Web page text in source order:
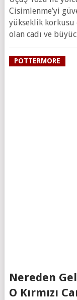
Cisimlenme’yi
yükseklik korkusu
olan cadı ve
POTTERMORE
Nereden
O Kırmızı